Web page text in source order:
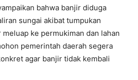
bahwa banjir diduga
sungai akibat tumpukan
meluap ke permukiman dan lahan
pemerintah daerah segera
agar banjir tidak kembali